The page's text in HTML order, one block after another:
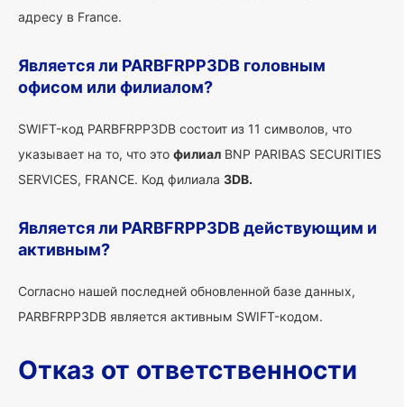
адресу в France.
Является ли PARBFRPP3DB головным
офисом или филиалом?
SWIFT-код PARBFRPP3DB состоит из 11 символов, что
указывает на то, что это филиал BNP PARIBAS SECURITIES
SERVICES, FRANCE. Код филиала 3DB.
Является ли PARBFRPP3DB действующим и
активным?
Согласно нашей последней обновленной базе данных,
PARBFRPP3DB является активным SWIFT-кодом.
Отказ от ответственности